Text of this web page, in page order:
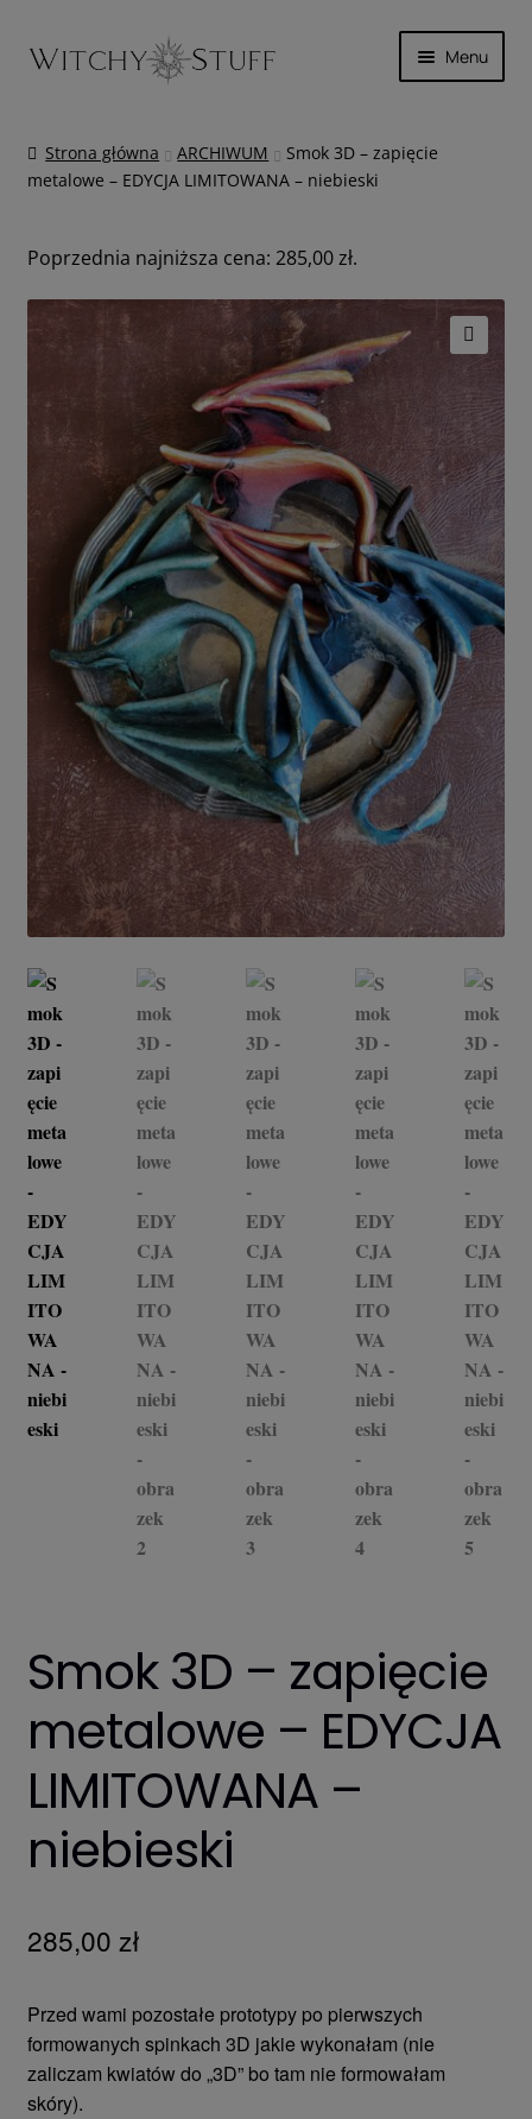
Przejdź
do
Przejdź
do
Menu
MAGICZNIE
INNE
WYPRZEDAŻ
Strona główna ARCHIWUM
Smok 3D – zapięcie
metalowe – EDYCJA LIMITOWANA – niebieski
Poprzednia najniższa cena: 285,00zł.
Smok 3D – zapięcie
metalowe – EDYCJA
LIMITOWANA –
niebieski
285,00 zł
Przed wami pozostałe prototypy po pierwszych
formowanych spinkach 3D jakie wykonałam (nie
zaliczam kwiatów do „3D” bo tam nie formowałam
skóry).